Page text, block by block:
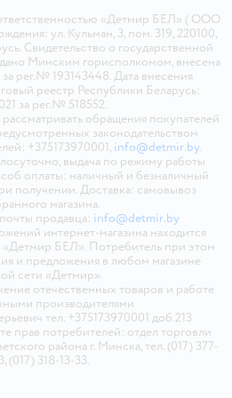
«Детмир БЕЛ» ( ООО
ул. Кульман, 3, пом. 319, 220100,
Свидетельство о государственной
Минским горисполкомом, внесена
рег.№ 193143448. Дата внесения
реестр Республики Беларусь:
за рег.№ 518552.
обращения покупателей
законодательством
+375173970001, info@detmir.by.
выдача по режиму работы
оплаты: наличный и безналичный
получении. Доставка: самовывоз
магазина.
продавца: info@detmir.by
интернет-магазина находится
БЕЛ». Потребитель при этом
и предложения в любом магазине
сети «Детмир».
отечественных товаров и работе
производителями
тел. +375173970001 доб.213
прав потребителей: отдел торговли
района г. Минска, тел. (017) 377-
(017) 318-13-33.